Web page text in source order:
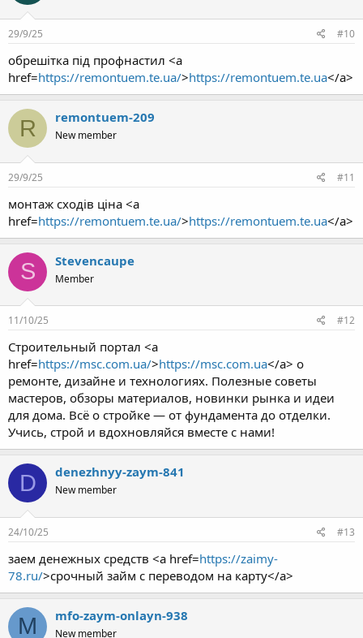
29/9/25 #10
обрешітка під профнастил <a
href=https://remontuem.te.ua/>https://remontuem.te.ua</a>
R remontuem-209
New member
29/9/25 #11
монтаж сходів ціна <a
href=https://remontuem.te.ua/>https://remontuem.te.ua</a>
S Stevencaupe
Member
11/10/25 #12
Строительный портал <a
href=https://msc.com.ua/>https://msc.com.ua</a> о
ремонте, дизайне и технологиях. Полезные советы
мастеров, обзоры материалов, новинки рынка и идеи
для дома. Всё о стройке — от фундамента до отделки.
Учись, строй и вдохновляйся вместе с нами!
D denezhnyy-zaym-841
New member
24/10/25 #13
заем денежных средств <a href=https://zaimy-
78.ru/>срочный займ с переводом на карту</a>
M mfo-zaym-onlayn-938
New member